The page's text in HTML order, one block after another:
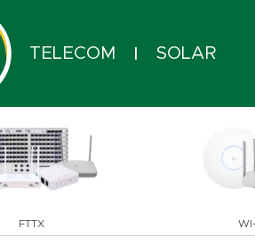
TELECOM SOLAR
FTTX